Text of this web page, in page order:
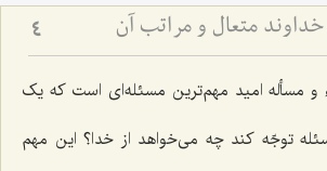
متعال و مراتب آن 4
و مسأله امید مهم‌ترین مسئله‌ای است که یک
توجّه کند چه می‌خواهد از خدا؟ این مهم